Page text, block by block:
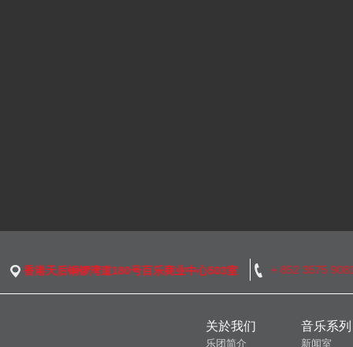
香港天后铜锣湾道180号百乐商业中心503室 + 852 3575
关於我们
乐团简介
音乐系列
新闻室